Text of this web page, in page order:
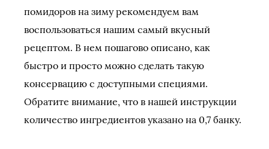
помидоров на зиму рекомендуем вам
воспользоваться нашим самый вкусный
рецептом. В нем пошагово описано, как
быстро и просто можно сделать такую
консервацию с доступными специями.
Обратите внимание, что в нашей инструкции
количество ингредиентов указано на 0,7 банку.